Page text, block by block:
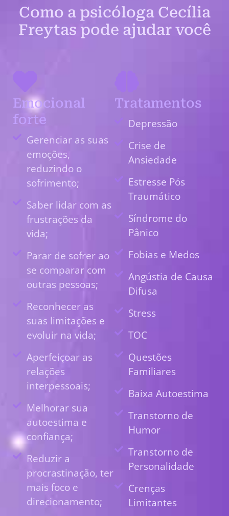
Como a psicóloga Cecília
Freytas pode ajudar você
Emocional
forte
Gerenciar as suas
emoções,
reduzindo o
sofrimento;
Saber lidar com as
frustrações da
vida;
Parar de sofrer ao
se comparar com
outras pessoas;
Reconhecer as
suas limitações e
evoluir na vida;
Aperfeiçoar as
relações
interpessoais;
Melhorar sua
autoestima e
confiança;
Reduzir a
procrastinação, ter
mais foco e
direcionamento;
Tratamentos
Depressão
Crise de
Ansiedade
Estresse Pós
Traumático
Síndrome do
Pânico
Fobias e Medos
Angústia de Causa
Difusa
Stress
TOC
Questões
Familiares
Baixa Autoestima
Transtorno de
Humor
Transtorno de
Personalidade
Crenças
Limitantes